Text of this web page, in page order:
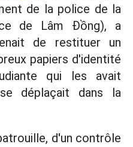
de la police de la
de Lâm Đồng), a
de restituer un
papiers d'identité
qui les avait
déplaçait dans la
d'un contrôle